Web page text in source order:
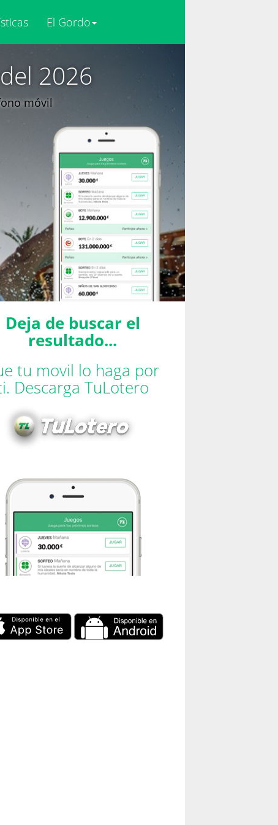
El Gordo
2026
móvil
Deja de buscar el
resultado...
tu movil lo haga por
Descarga TuLotero